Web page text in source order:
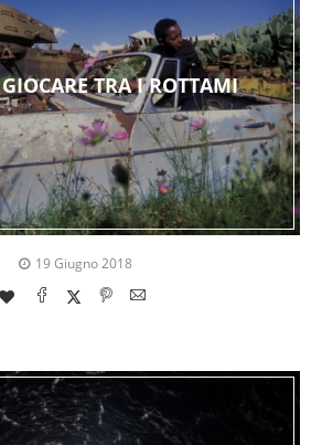
TRA I ROTTAMI
19 Giugno 2018